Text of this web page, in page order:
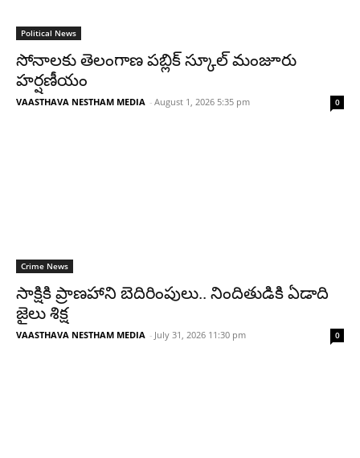
Political News
సోనాలకు తెలంగాణ పబ్లిక్ స్కూల్ మంజూరు
హర్షణీయం
VAASTHAVA NESTHAM MEDIA - August 1, 2026 5:35 pm 0
Crime News
సాక్షికి ప్రాణహాని బెదిరింపులు.. నిందితుడికి ఏడాది
జైలు శిక్ష
VAASTHAVA NESTHAM MEDIA - July 31, 2026 11:30 pm 0